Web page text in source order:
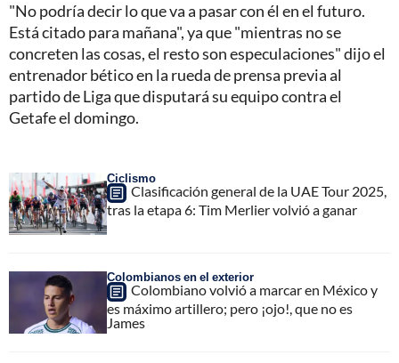
"No podría decir lo que va a pasar con él en el futuro.
Está citado para mañana", ya que "mientras no se
concreten las cosas, el resto son especulaciones" dijo el
entrenador bético en la rueda de prensa previa al
partido de Liga que disputará su equipo contra el
Getafe el domingo.
Ciclismo
Clasificación general de la UAE Tour 2025,
tras la etapa 6: Tim Merlier volvió a ganar
Colombianos en el exterior
Colombiano volvió a marcar en México y
es máximo artillero; pero ¡ojo!, que no es
James